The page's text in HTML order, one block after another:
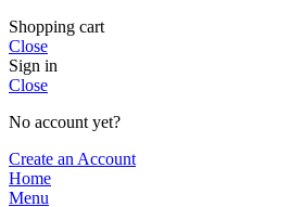
Shopping cart
Close
Sign in
Close
No account yet?
Create an Account
Home
Menu